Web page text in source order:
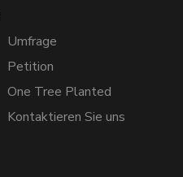
Umfrage
Petition
One Tree Planted
Kontaktieren Sie uns